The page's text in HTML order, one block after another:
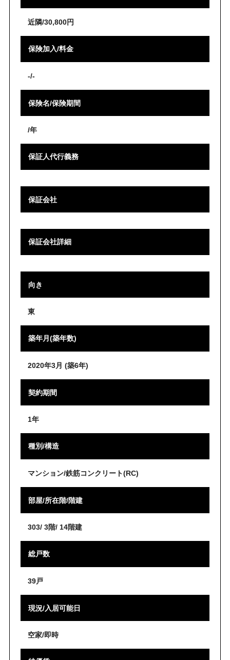
近隣/30,800円
保険加入/料金
-/-
保険名/保険期間
/年
保証人代行義務
保証会社
保証会社詳細
向き
東
築年月(築年数)
2020年3月 (築6年)
契約期間
1年
種別/構造
マンション/鉄筋コンクリート(RC)
部屋/所在階/階建
303/ 3階/ 14階建
総戸数
39戸
現況/入居可能日
空家/即時